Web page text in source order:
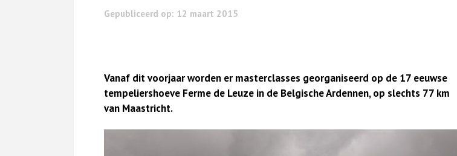
Gepubliceerd op: 12 maart 2015
Vanaf dit voorjaar worden er masterclasses georganiseerd op de 17 eeuwse
tempeliershoeve Ferme de Leuze in de Belgische Ardennen, op slechts 77 km
van Maastricht.